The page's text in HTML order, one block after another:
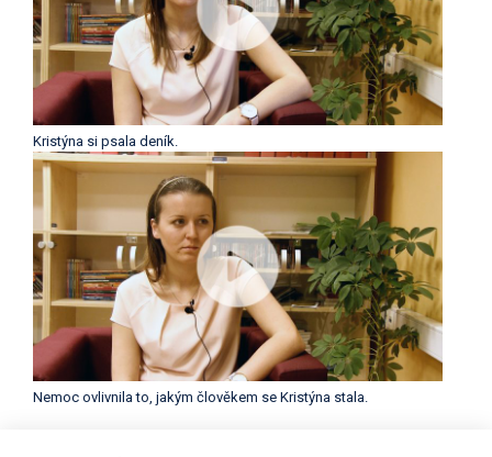
Kristýna si psala deník.
Nemoc ovlivnila to, jakým člověkem se Kristýna stala.